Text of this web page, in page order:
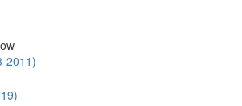
2011)